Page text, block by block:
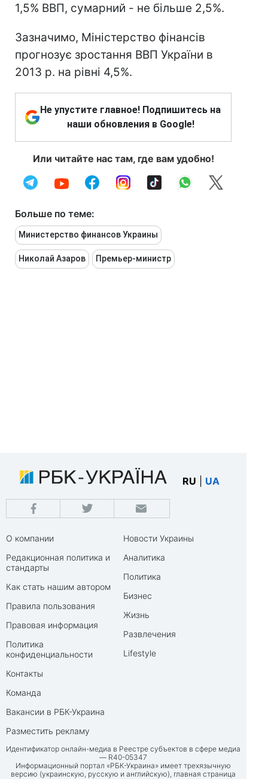
1,5% ВВП, сумарний - не більше 2,5%.
Зазначимо, Міністерство фінансів
прогнозує зростання ВВП України в
2013 р. на рівні 4,5%.
Не упустите главное! Подпишитесь на
наши обновления в Google!
Или читайте нас там, где вам удобно!
Больше по теме:
Министерство финансов Украины
Николай Азаров Премьер-министр
RU UA
О компании
Редакционная политика и
стандарты
Как стать нашим автором
Правила пользования
Правовая информация
Политика
конфиденциальности
Контакты
Команда
Вакансии в РБК-Украина
Разместить рекламу
Новости Украины
Аналитика
Политика
Бизнес
Жизнь
Развлечения
Lifestyle
Идентификатор онлайн-медиа в Реестре субъектов в сфере медиа
— R40-05347
Информационный портал «РБК-Украина» имеет трехязычную
версию (украинскую, русскую и английскую), главная страница